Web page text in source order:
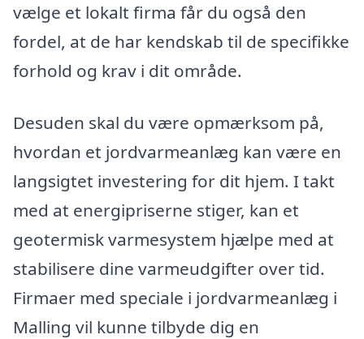
vælge et lokalt firma får du også den
fordel, at de har kendskab til de specifikke
forhold og krav i dit område.
Desuden skal du være opmærksom på,
hvordan et jordvarmeanlæg kan være en
langsigtet investering for dit hjem. I takt
med at energipriserne stiger, kan et
geotermisk varmesystem hjælpe med at
stabilisere dine varmeudgifter over tid.
Firmaer med speciale i jordvarmeanlæg i
Malling vil kunne tilbyde dig en